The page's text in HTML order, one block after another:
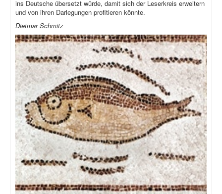
ins Deutsche übersetzt würde, damit sich der Leserkreis erweitern
und von ihren Darlegungen profitieren könnte.
Dietmar Schmitz